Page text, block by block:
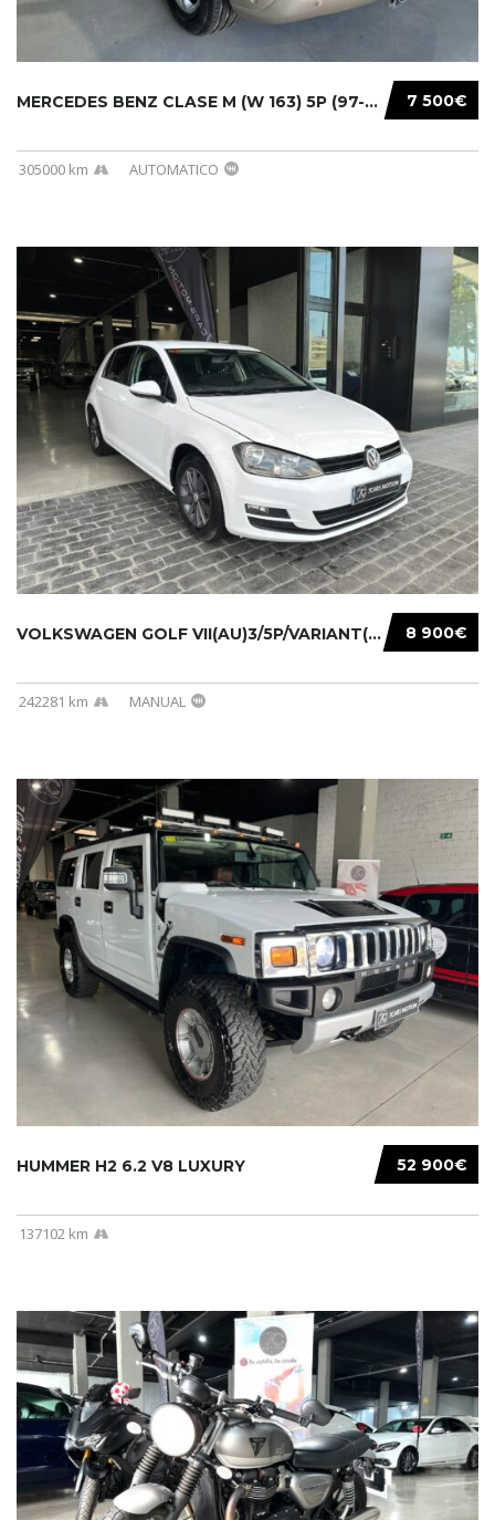
7 500€
MERCEDES BENZ CLASE M (W 163) 5P (97-05) 200...
305000 km AUTOMATICO
8 900€
VOLKSWAGEN GOLF VII(AU)3/5P/VARIANT(12-16 20...
242281 km MANUAL
52 900€
HUMMER H2 6.2 V8 LUXURY
137102 km